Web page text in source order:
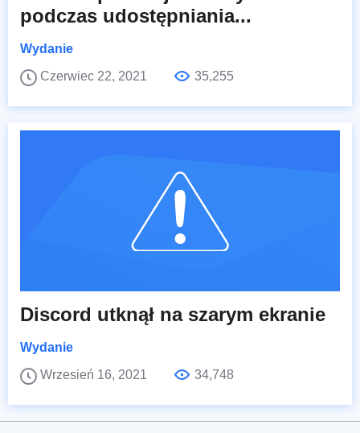
podczas udostępniania...
Wydanie
Czerwiec 22, 2021
35,255
Discord utknął na szarym ekranie
Wydanie
Wrzesień 16, 2021
34,748